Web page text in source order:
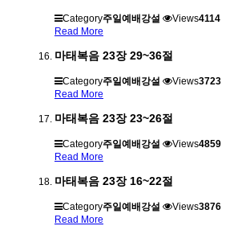
Category주일예배강설 Views4114
Read More
마태복음 23장 29~36절
Category주일예배강설 Views3723
Read More
마태복음 23장 23~26절
Category주일예배강설 Views4859
Read More
마태복음 23장 16~22절
Category주일예배강설 Views3876
Read More